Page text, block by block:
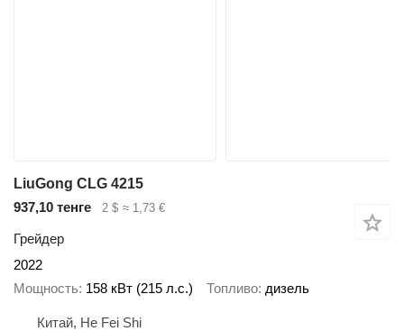
LiuGong CLG 4215
937,10 тенге
2 $ ≈ 1,73 €
Грейдер
2022
Мощность 158 кВт (215 л.с.) Топливо дизель
Китай, He Fei Shi